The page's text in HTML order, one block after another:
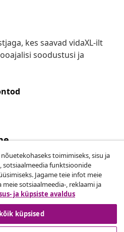
kes saavad vidaXL-ilt
soodustusi ja
tagastamissoov.
taganemine
toimimiseks, sisu ja
sotsiaalmeedia funktsioonide
Jagame teie infot meie
sotsiaalmeedia-, reklaami ja
ja küpsiste avaldus
küpsised